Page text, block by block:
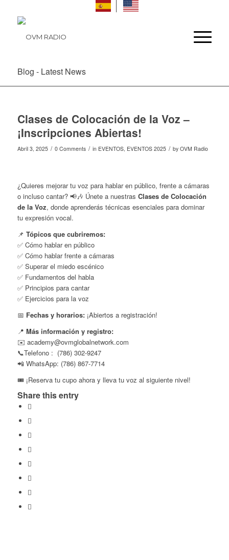
Blog - Latest News
Clases de Colocación de la Voz –
¡Inscripciones Abiertas!
Abril 3, 2025 / 0 Comments / in EVENTOS, EVENTOS 2025 / by OVM Radio
¿Quieres mejorar tu voz para hablar en público, frente a cámaras
o incluso cantar? 📢🎶 Únete a nuestras Clases de Colocación
de la Voz, donde aprenderás técnicas esenciales para dominar
tu expresión vocal.
📌 Tópicos que cubriremos:
✅ Cómo hablar en público
✅ Cómo hablar frente a cámaras
✅ Superar el miedo escénico
✅ Fundamentos del habla
✅ Principios para cantar
✅ Ejercicios para la voz
📅 Fechas y horarios:¡Abiertos a registración!
📍 Más información y registro:
✉️ academy@ovmglobalnetwork.com
📞Telefono : (786) 302-9247
📲 WhatsApp: (786) 867-7714
🎟️ ¡Reserva tu cupo ahora y lleva tu voz al siguiente nivel!
Share this entry